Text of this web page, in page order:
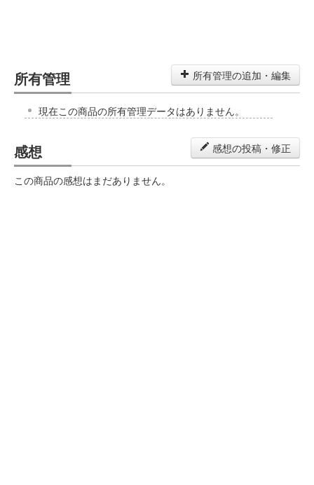
所有管理 所有管理の追加・編集
現在この商品の所有管理データはありません。
感想 感想の投稿・修正
この商品の感想はまだありません。